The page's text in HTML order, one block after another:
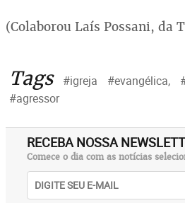
(Colaborou Laís Possani, da
Tags #igreja #evangélica,
#agressor
RECEBA NOSSA
Comece o dia com as notícias